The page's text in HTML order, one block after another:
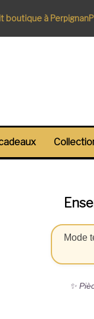
à Perpignan
Mode
✨